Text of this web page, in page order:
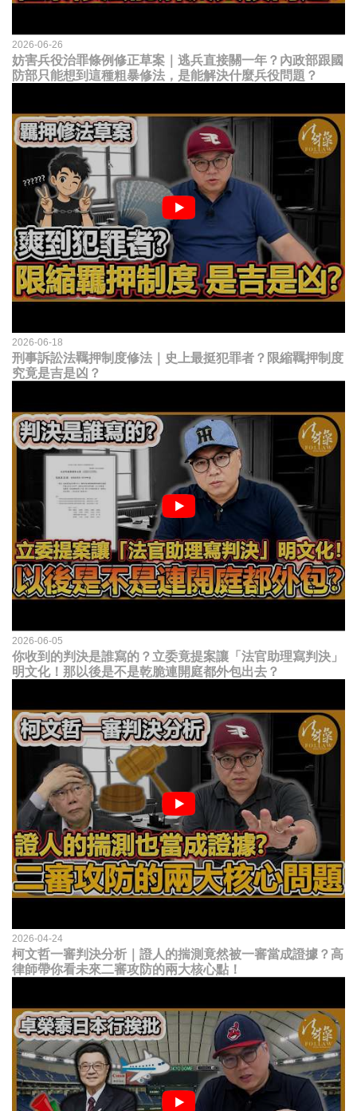
2026-06-26
妨害兵役治罪條例修正草案｜逃兵直接關一年？內政部跟國
防部只能想到這種粗暴修法，是能解決什麼兵役問題？
2026-06-18
刑事訴訟法羈押制度修法｜史上最挺犯罪者？限縮羈押制度
究竟是吉是凶？
2026-06-05
你收到的判決是誰寫的？立委竟提案讓「法官助理寫判決」
明文化！那以後是不是乾脆連開庭都外包出去？
2026-04-24
柯文哲一審判決分析｜證人的揣測竟然被一審當成證據？高
律師帶你看未來二審攻防的兩大核心點！